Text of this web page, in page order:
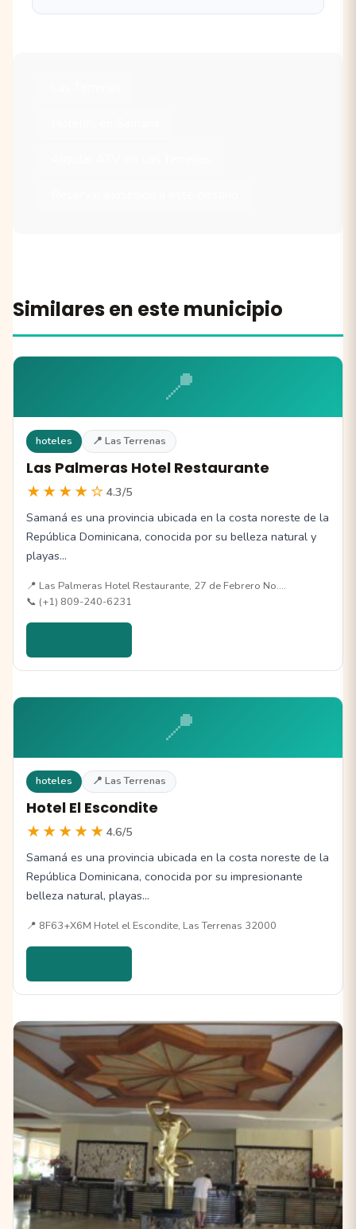
Similares en este municipio
📍
hoteles 📍 Las Terrenas
Las Palmeras Hotel Restaurante
★★★★☆ 4.3/5
Samaná es una provincia ubicada en la costa noreste de la
República Dominicana, conocida por su belleza natural y
playas…
📍 Las Palmeras Hotel Restaurante, 27 de Febrero No.…
📞 (+1) 809-240-6231
📍
hoteles 📍 Las Terrenas
Hotel El Escondite
★★★★★ 4.6/5
Samaná es una provincia ubicada en la costa noreste de la
República Dominicana, conocida por su impresionante
belleza natural, playas…
📍 8F63+X6M Hotel el Escondite, Las Terrenas 32000